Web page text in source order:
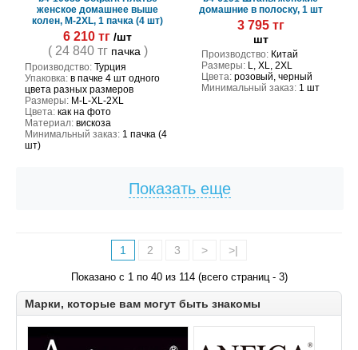
женское домашнее выше
колен, M-2XL, 1 пачка (4 шт)
6 210 тг /шт
( 24 840 тг пачка )
Производство:Турция
Упаковка:в пачке 4 шт одного
цвета разных размеров
Размеры:M-L-XL-2XL
Цвета:как на фото
Материал:вискоза
Минимальный заказ:1 пачка (4
шт)
домашние в полоску, 1 шт
3 795 тг
шт
Производство: Китай
Размеры: L, XL, 2XL
Цвета: розовый, черный
Минимальный заказ: 1 шт
Показать еще
1 2 3 > >|
Показано с 1 по 40 из 114 (всего страниц - 3)
Марки, которые вам могут быть знакомы